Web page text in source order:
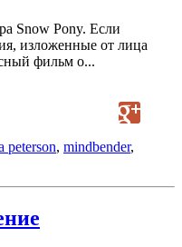
Snow Pony. Если
изложенные от лица
фильм о...
peterson, mindbender,